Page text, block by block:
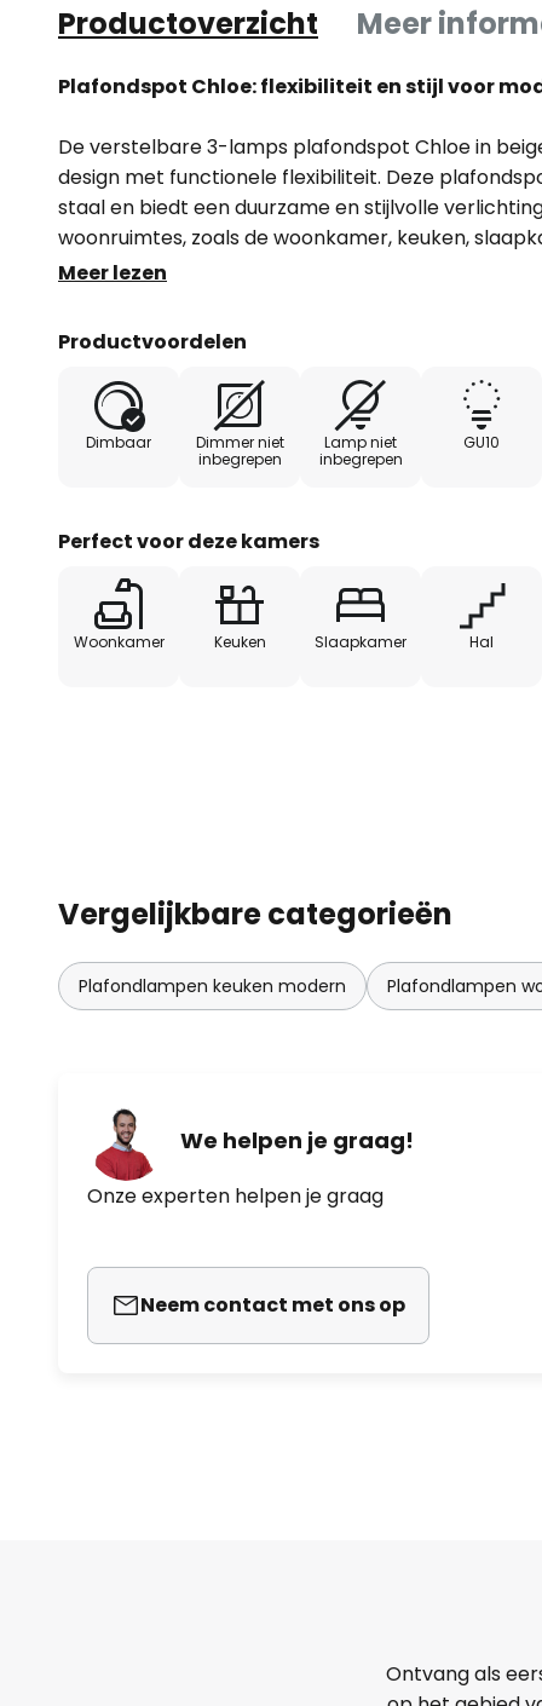
Productoverzicht Meer
Plafondspot Chloe: flexibiliteit en stijl voor
De verstelbare 3-lamps plafondspot Chloe in
design met functionele flexibiliteit. Deze
staal en biedt een duurzame en stijlvolle
woonruimtes, zoals de woonkamer, keuken,
3-lampen constructie maakt een gerichte
externe dimmer, zodat de lichtintensiteit
Europa vervaardigde lamp overtuigt niet alleen
door zijn veelzijdigheid en aanpasbaarheid aan
Meer lezen
Productvoordelen
Dimbaar
Dimmer niet
inbegrepen
Lamp niet
inbegrepen
GU10
Perfect voor deze kamers
Woonkamer Keuken Slaapkamer Hal
Vergelijkbare categorieën
Plafondlampen keuken modern Plafondlampen
We helpen je graag!
Onze experten helpen je graag
Neem contact met ons op
Ontvang als